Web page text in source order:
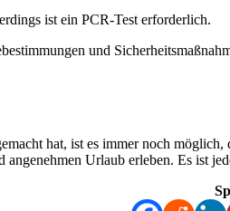
ist ein PCR-Test erforderlich.
und
hat, ist es immer noch
angenehmen Urlaub erleben. Es ist